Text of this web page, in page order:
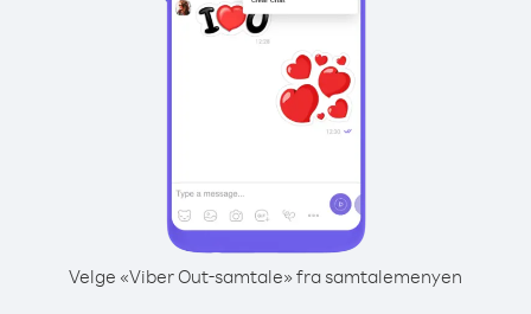
Velge «Viber Out-samtale» fra samtalemenyen